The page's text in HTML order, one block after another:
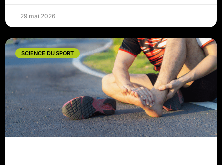
29 mai 2026
SCIENCE DU SPORT